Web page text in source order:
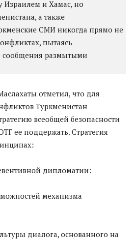
Израилем и Хамас, но
а также
СМИ никогда прямо не
пытаясь
сообщения размытыми
отметил, что для
Туркменистан
всеобщей безопасности
ее поддержать. Стратегия
дипломатии:
механизма
диалога, основанного на